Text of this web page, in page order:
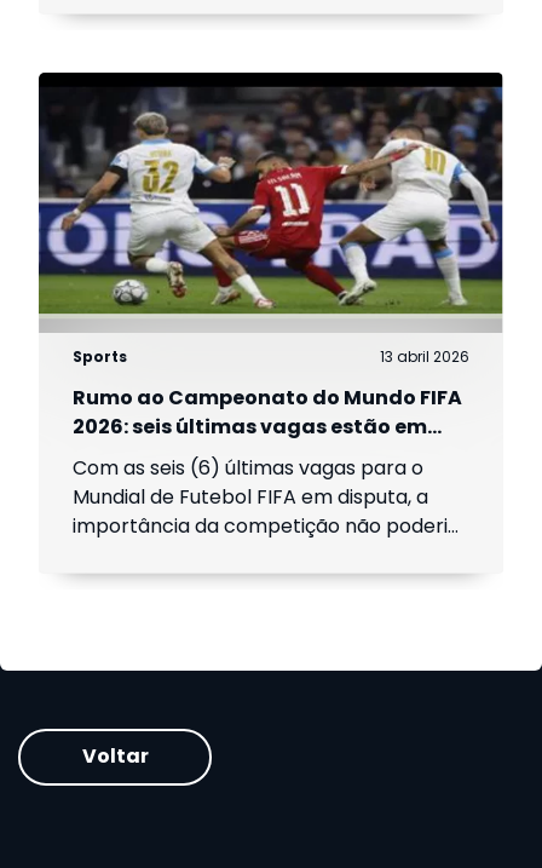
Sports 13 abril 2026
Rumo ao Campeonato do Mundo FIFA
2026: seis últimas vagas estão em
jogo
Com as seis (6) últimas vagas para o
Mundial de Futebol FIFA em disputa, a
importância da competição não poderia
para evitar constrangimentos, as nações
beira de fazer história.
Voltar